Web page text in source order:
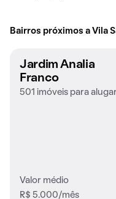
Bairros próximos a Vila
Jardim Analia
Franco
501 imóveis para
Valor médio
R$ 5.000/mês